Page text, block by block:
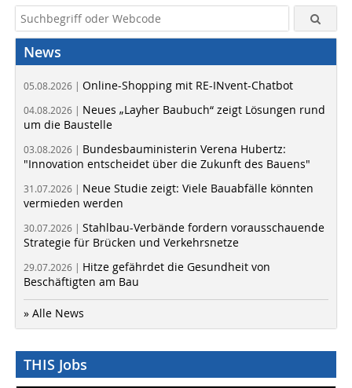
News
05.08.2026 | Online-Shopping mit RE-INvent-Chatbot
04.08.2026 | Neues „Layher Baubuch“ zeigt Lösungen rund
um die Baustelle
03.08.2026 | Bundesbauministerin Verena Hubertz:
"Innovation entscheidet über die Zukunft des Bauens"
31.07.2026 | Neue Studie zeigt: Viele Bauabfälle könnten
vermieden werden
30.07.2026 | Stahlbau-Verbände fordern vorausschauende
Strategie für Brücken und Verkehrsnetze
29.07.2026 | Hitze gefährdet die Gesundheit von
Beschäftigten am Bau
» Alle News
THIS Jobs